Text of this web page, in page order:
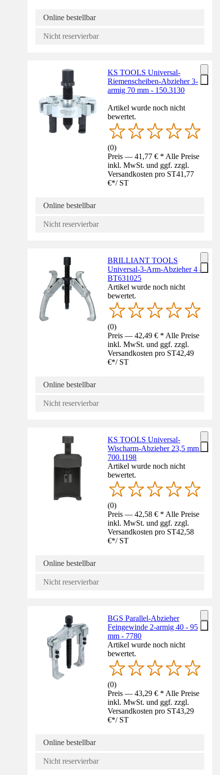
Online bestellbar
Nicht reservierbar
KS TOOLS Universal-
Riemenscheiben-Abzieher 3-
armig 70 mm - 150.3130
Artikel wurde noch nicht
bewertet.
(0)
Preis — 41,77 € * Alle Preise
inkl. MwSt. und ggf. zzgl.
Versandkosten pro ST41,77
€*/ ST
Online bestellbar
Nicht reservierbar
BRILLIANT TOOLS
Universal-3-Arm-Abzieher 4 -
BT631025
Artikel wurde noch nicht
bewertet.
(0)
Preis — 42,49 € * Alle Preise
inkl. MwSt. und ggf. zzgl.
Versandkosten pro ST42,49
€*/ ST
Online bestellbar
Nicht reservierbar
KS TOOLS Universal-
Wischarm-Abzieher 23,5 mm -
700.1198
Artikel wurde noch nicht
bewertet.
(0)
Preis — 42,58 € * Alle Preise
inkl. MwSt. und ggf. zzgl.
Versandkosten pro ST42,58
€*/ ST
Online bestellbar
Nicht reservierbar
BGS Parallel-Abzieher
Feingewinde 2-armig 40 - 95
mm - 7780
Artikel wurde noch nicht
bewertet.
(0)
Preis — 43,29 € * Alle Preise
inkl. MwSt. und ggf. zzgl.
Versandkosten pro ST43,29
€*/ ST
Online bestellbar
Nicht reservierbar